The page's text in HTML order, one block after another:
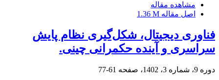
مشاهده مقاله
اصل مقاله 1.36 M
فناوری دیجیتال، شکل‌گیری نظام پایش
سراسری و آینده حکمرانی چینی.
دوره 9، شماره 3، 1402، صفحه 61-77